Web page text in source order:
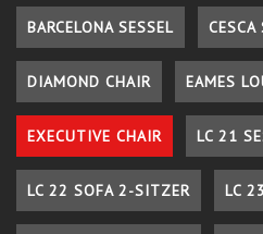
BARCELONA SESSEL
DIAMOND CHAIR EAMES
EXECUTIVE CHAIR LC 21
LC 22 SOFA 2-SITZER LC